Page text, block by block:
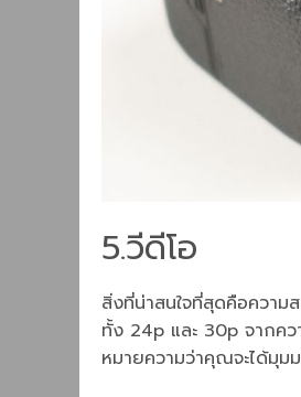
5.วีดีโอ
สิ่งที่น่าสนใจที่สุดคือความ
ทั้ง 24p และ 30p จากคว
หมายความว่าคุณจะได้มุม